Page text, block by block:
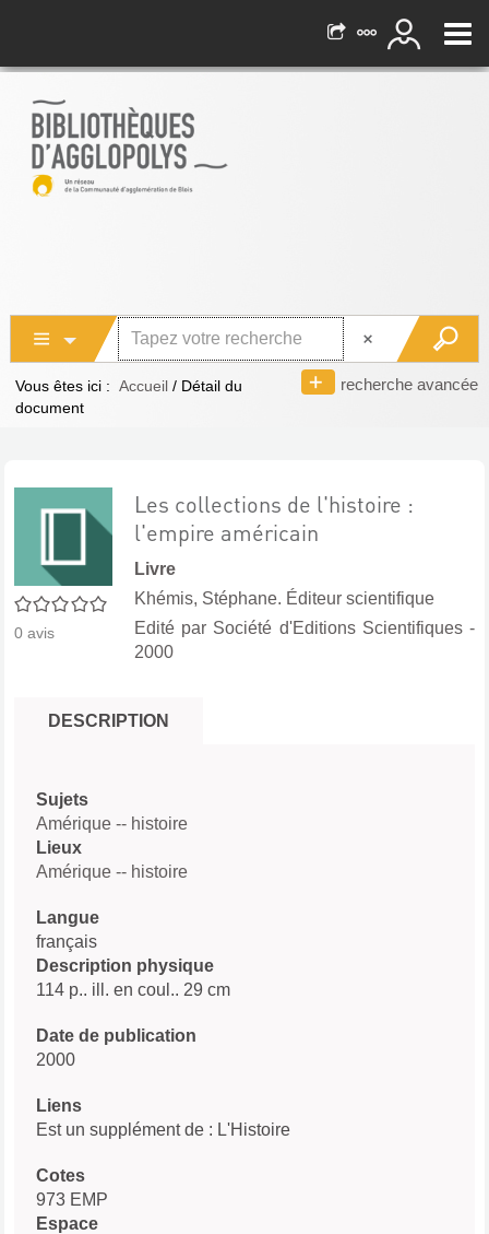
recherche avancée
Vous êtes ici : Accueil / Détail du
document
0/5
0 avis
Les collections de l'histoire :
l'empire américain
Livre
Khémis, Stéphane. Éditeur scientifique
Edité par Société d'Editions Scientifiques-
2000
DESCRIPTION
Sujets
Amérique -- histoire
Lieux
Amérique -- histoire
Langue
français
Description physique
114 p.. ill. en coul.. 29 cm
Date de publication
2000
Liens
Est un supplément de : L'Histoire
Cotes
973 EMP
Espace